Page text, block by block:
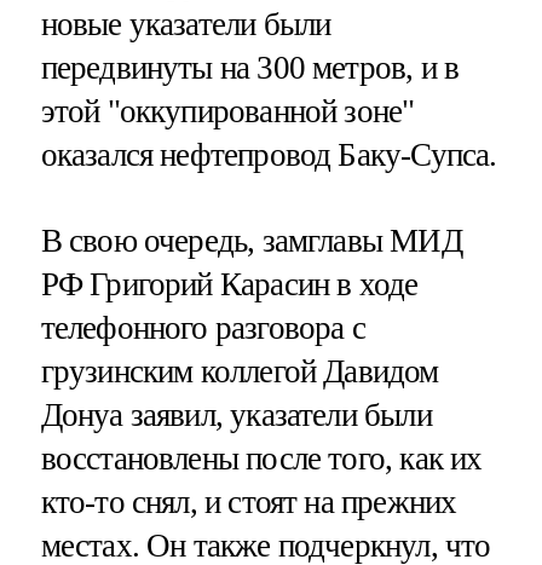
новые указатели были
передвинуты на 300 метров, и в
этой "оккупированной зоне"
оказался нефтепровод Баку-Супса.
В свою очередь, замглавы МИД
РФ Григорий Карасин в ходе
телефонного разговора с
грузинским коллегой Давидом
Донуа заявил, указатели были
восстановлены после того, как их
кто-то снял, и стоят на прежних
местах. Он также подчеркнул, что